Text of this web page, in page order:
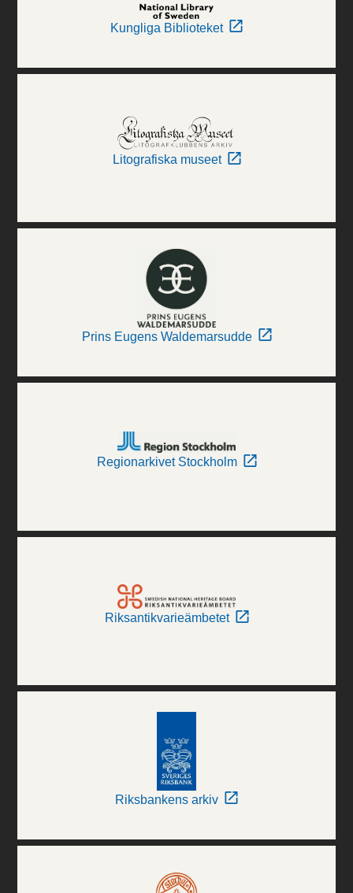
Kungliga Biblioteket
Litografiska museet
Prins Eugens Waldemarsudde
Regionarkivet Stockholm
Riksantikvarieämbetet
Riksbankens arkiv